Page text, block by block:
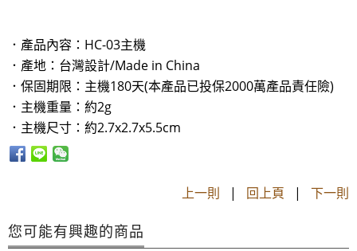
．產品內容：HC-03主機
．產地：台灣設計/Made in China
．保固期限：主機180天(本產品已投保2000萬產品責任險)
．主機重量：約2g
．主機尺寸：約2.7x2.7x5.5cm
上一則 | 回上頁 | 下一則
您可能有興趣的商品